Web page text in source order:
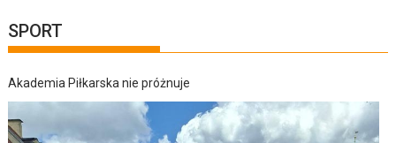
SPORT
Akademia Piłkarska nie próżnuje